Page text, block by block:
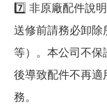
7️⃣ 非原廠配件說明
送修前請務必卸除
等）。本公司不保
後導致配件不再適
務。